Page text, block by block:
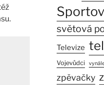
světová
Televize
Vojevůdci
zpěvačky